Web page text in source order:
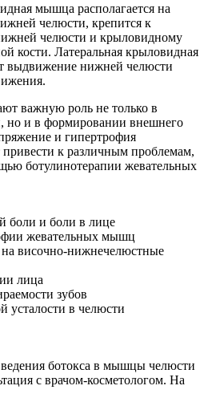
мышца располагается на
челюсти, крепится к
челюсти и крыловидному
кости. Латеральная крыловидная
выдвижение нижней челюсти
важную роль не только в
но и в формировании внешнего
и гипертрофия
к различным проблемам,
ботулинотерапии жевательных
боли и боли в лице
жевательных мышц
височно-нижнечелюстные
лица
зубов
в челюсти
ботокса в мышцы челюсти
с врачом-косметологом. На